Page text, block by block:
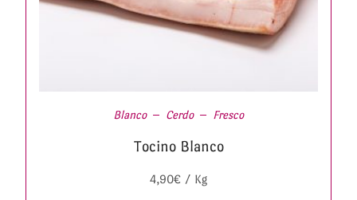
Blanco Cerdo Fresco
Tocino Blanco
4,90€ / Kg